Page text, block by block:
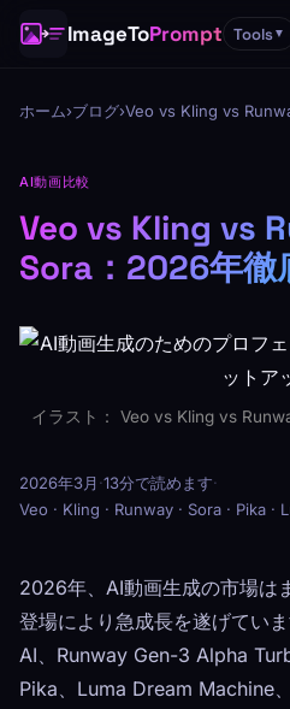
ImageToPrompt Tools▼
ホーム›ブログ›Veo vs Kling vs
AI動画比較
Veo vs Kling vs
Sora：2026年徹
イラスト： Veo vs Kling vs
2026年3月 ·13分で読めます·
Veo · Kling · Runway · Sora · Pika ·
2026年、AI動画生成の市場は
登場により急成長を遂げてい
AI、Runway Gen-3 Alpha
Pika、Luma Dream Machine